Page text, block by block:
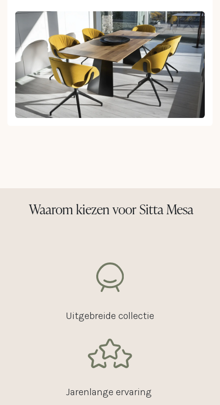
Waarom kiezen voor Sitta Mesa
Uitgebreide collectie
Jarenlange ervaring